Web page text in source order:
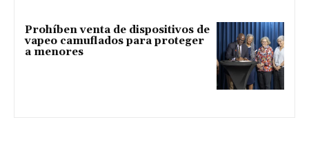
Prohíben venta de dispositivos de
vapeo camuflados para proteger
a menores